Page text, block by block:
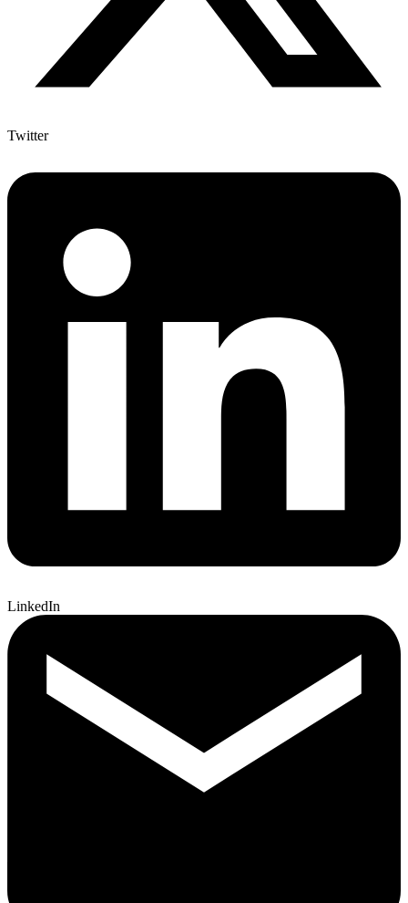
Twitter
LinkedIn